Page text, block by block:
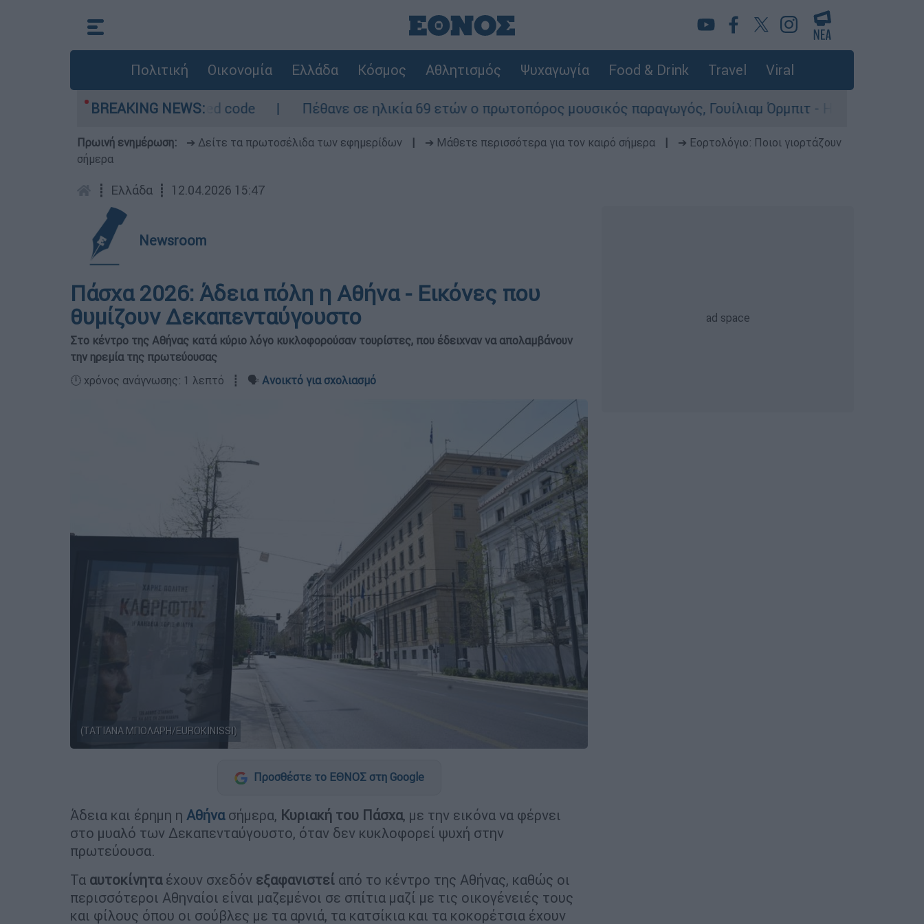
Πολιτική Οικονομία Ελλάδα Κόσμος Αθλητισμός Ψυχαγωγία Food & Drink Travel Viral
BREAKING NEWS:
σε red code Πέθανε σε ηλικία 69 ετών ο πρωτοπόρος μουσικός παραγωγός, Γουίλιαμ Όρμπιτ - Η καθοριστική συμβολή του στο
Πρωινή ενημέρωση: ➔ Δείτε τα πρωτοσέλιδα των εφημερίδων ➔ Μάθετε περισσότερα για τον καιρό σήμερα
➔ Εορτολόγιο: Ποιοι γιορτάζουν
σήμερα
┋ Ελλάδα ┋ 12.04.2026 15:47
Newsroom
Πάσχα 2026: Άδεια πόλη η Αθήνα - Εικόνες που
θυμίζουν Δεκαπενταύγουστο
Στο κέντρο της Αθήνας κατά κύριο λόγο κυκλοφορούσαν τουρίστες, που έδειχναν να απολαμβάνουν
την ηρεμία της πρωτεύουσας
🕛 χρόνος ανάγνωσης: 1 λεπτό ┋ 🗣️ Ανοικτό για σχολιασμό
(ΤΑΤΙΑΝΑ ΜΠΟΛΑΡΗ/EUROKINISSI)
Προσθέστε το ΕΘΝΟΣ στη Google
Άδεια και έρημη η Αθήνα σήμερα, Κυριακή του Πάσχα, με την εικόνα να φέρνει
στο μυαλό των Δεκαπενταύγουστο, όταν δεν κυκλοφορεί ψυχή στην
πρωτεύουσα.
Τα αυτοκίνηταέχουν σχεδόν εξαφανιστεί από το κέντρο της Αθήνας, καθώς οι
περισσότεροι Αθηναίοι είναι μαζεμένοι σε σπίτια μαζί με τις οικογένειές τους
και φίλους όπου οι σούβλες με τα αρνιά, τα κατσίκια και τα κοκορέτσια έχουν